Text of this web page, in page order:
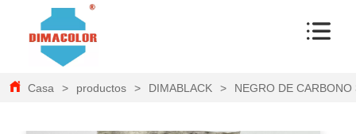
Casa > productos > DIMABLACK > NEGRO DE